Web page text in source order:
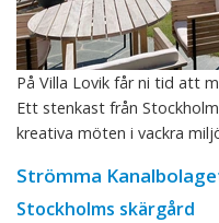
På Villa Lovik får ni tid att
Ett stenkast från
kreativa möten i vackra
Strömma
Stockholms skärgård